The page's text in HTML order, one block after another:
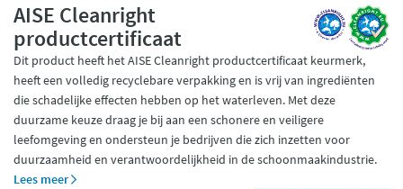
AISE Cleanright
productcertificaat
Dit product heeft het AISE Cleanright productcertificaat keurmerk,
heeft een volledig recyclebare verpakking en is vrij van ingrediënten
die schadelijke effecten hebben op het waterleven. Met deze
duurzame keuze draag je bij aan een schonere en veiligere
leefomgeving en ondersteun je bedrijven die zich inzetten voor
duurzaamheid en verantwoordelijkheid in de schoonmaakindustrie.
Lees meer